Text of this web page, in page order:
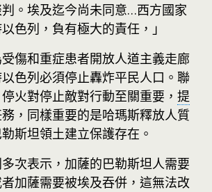
。埃及迄今尚未同意…西方國家
色列，負有極大的責任，」
傷和重症患者開放人道主義走廊
色列必須停止轟炸平民人口。聯
火對停止敵對行動至關重要， 提
，同樣重要的是哈瑪斯釋放人質
斯坦領土建立保護存在。
次表示，加薩的巴勒斯坦人需要
加薩需要被埃及吞併，這無法改